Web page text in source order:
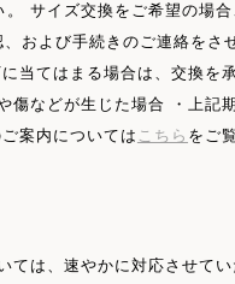
サイズ交換をご希望の場合
および手続きのご連絡をさ
当てはまる場合は、交換を
傷などが生じた場合 ・上記
案内については こちら をご
は、速やかに対応させてい